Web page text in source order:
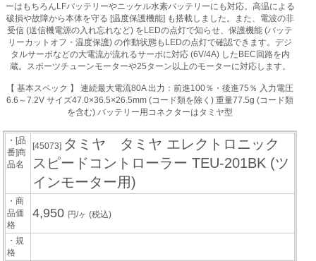
ーはもちろんLFバッテリーやニッケル水素バッテリーにも対応。高温による
破損や故障から本体を守る [温度保護機能] も搭載しました。また、電波の非
受信 (送信機電源の入れ忘れなど) をLEDの点灯で知らせ、保護機能 (バッテ
リーカットオフ・温度保護) の作動状態もLEDの点灯で確認できます。デジ
タルサーボなどの大電流が流れるサーボに対応 (6V/4A) したBEC回路を内
蔵。スポーツチューンモーターや25ターン以上のモーターに対応します。
【 基本スペック 】 連続最大電流80A 出力：前進100％・後進75％ 入力電圧
6.6～7.2V サイズ47.0×36.5×26.5mm (コード類を除く) 重量77.5g (コード類
を含む) バッテリー用コネクターはタミヤ型
・[品
番]商
品名
[45073] タミヤ タミヤ エレクトロニック
スピードコントローラー TEU-201BK (ツ
インモーター用)
・商
品価
格
4,950 円/ヶ(税込)
・規
格